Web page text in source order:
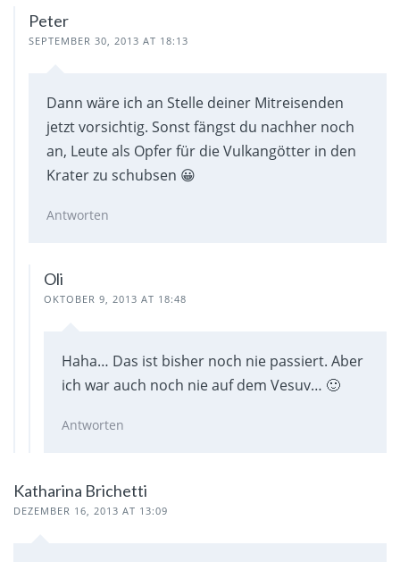
Peter
SEPTEMBER 30, 2013 AT 18:13
Dann wäre ich an Stelle deiner Mitreisenden
jetzt vorsichtig. Sonst fängst du nachher noch
an, Leute als Opfer für die Vulkangötter in den
Krater zu schubsen 😀
Antworten
Oli
OKTOBER 9, 2013 AT 18:48
Haha… Das ist bisher noch nie passiert. Aber
ich war auch noch nie auf dem Vesuv… 🙂
Antworten
Katharina Brichetti
DEZEMBER 16, 2013 AT 13:09